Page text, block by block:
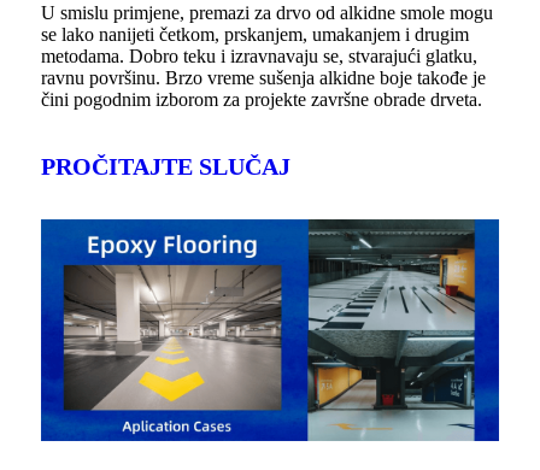
U smislu primjene, premazi za drvo od alkidne smole mogu
se lako nanijeti četkom, prskanjem, umakanjem i drugim
metodama. Dobro teku i izravnavaju se, stvarajući glatku,
ravnu površinu. Brzo vreme sušenja alkidne boje takođe je
čini pogodnim izborom za projekte završne obrade drveta.
PROČITAJTE SLUČAJ